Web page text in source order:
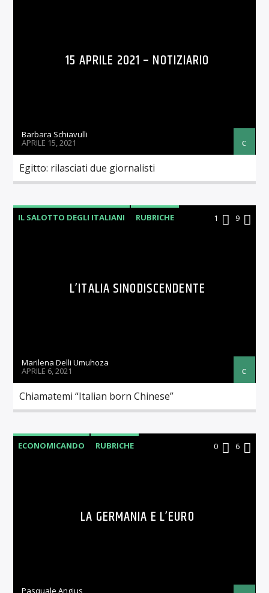
15 APRILE 2021 – NOTIZIARIO
Barbara Schiavulli
APRILE 15, 2021
Egitto: rilasciati due giornalisti
IL SALOTTO DEGLI ITALIANI RUBRICHE 1 9
L’ITALIA SINODISCENDENTE
Marilena Delli Umuhoza
APRILE 6, 2021
Chiamatemi “Italian born Chinese”
ECONOMICANDO RUBRICHE 0 6
LA GERMANIA E L’EURO
Pasquale Angius